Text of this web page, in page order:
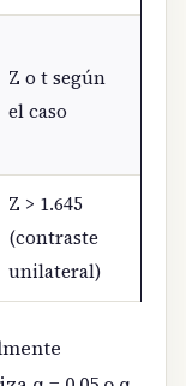
Z o t según
el caso
Z > 1.645
(contraste
unilateral)